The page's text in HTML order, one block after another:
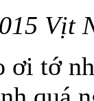
Vịt
ơi tớ